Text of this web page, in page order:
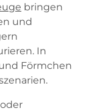
bringen
und
In
Förmchen